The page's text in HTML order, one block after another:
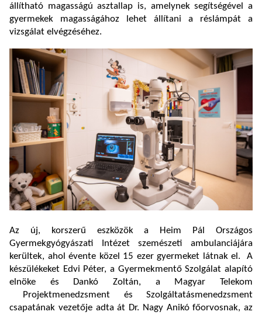
állítható magasságú asztallap is, amelynek segítségével a
gyermekek magasságához lehet állítani a réslámpát a
vizsgálat elvégzéséhez.
Az új, korszerű eszközök a Heim Pál Országos
Gyermekgyógyászati Intézet szemészeti ambulanciájára
kerültek, ahol évente közel 15 ezer gyermeket látnak el. A
készülékeket Edvi Péter, a Gyermekmentő Szolgálat alapító
elnöke és Dankó Zoltán, a Magyar Telekom
Projektmenedzsment és Szolgáltatásmenedzsment
csapatának vezetője adta át Dr. Nagy Anikó főorvosnak, az